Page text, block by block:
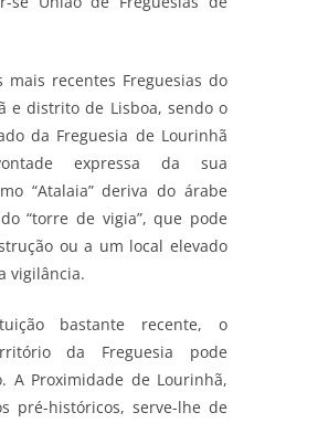
recentes Freguesias do
e distrito de Lisboa, sendo o
da Freguesia de Lourinhã
expressa da sua
“Atalaia” deriva do árabe
“torre de vigia”, que pode
ou a um local elevado
vigilância.
bastante recente, o
da Freguesia pode
A Proximidade de Lourinhã,
pré-históricos, serve-lhe de